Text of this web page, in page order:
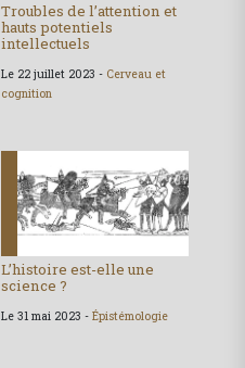
Troubles de l’attention et
hauts potentiels
intellectuels
Le 22 juillet 2023 - Cerveau et
cognition
L’histoire est-elle une
science ?
Le 31 mai 2023 - Épistémologie